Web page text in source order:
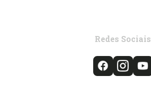
Redes Sociais